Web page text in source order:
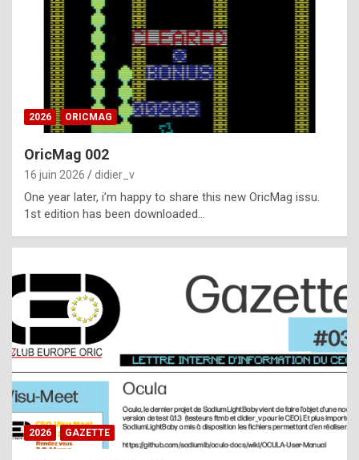
y
d
i
ff
i
l
t
t
s
t
a
s
i
2026 ORICMAG
OricMag 002
16 juin 2026 didier_v
One year later, i’m happy to share this new OricMag issu.
1st edition has been downloaded…
2026 GAZETTE